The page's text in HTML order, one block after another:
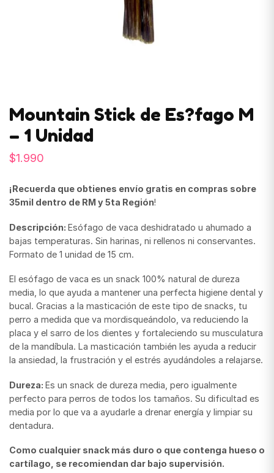
Mountain Stick de Es?fago M
– 1 Unidad
$1.990
¡Recuerda que obtienes envío gratis en compras sobre
35mil dentro de RM y 5ta Región!
Descripción: Esófago de vaca deshidratado u ahumado a
bajas temperaturas. Sin harinas, ni rellenos ni conservantes.
Formato de 1 unidad de 15 cm.
El esófago de vaca es un snack 100% natural de dureza
media, lo que ayuda a mantener una perfecta higiene dental y
bucal. Gracias a la masticación de este tipo de snacks, tu
perro a medida que va mordisqueándolo, va reduciendo la
placa y el sarro de los dientes y fortaleciendo su musculatura
de la mandíbula. La masticación también les ayuda a reducir
la ansiedad, la frustración y el estrés ayudándoles a relajarse.
Dureza: Es un snack de dureza media, pero igualmente
perfecto para perros de todos los tamaños. Su dificultad es
media por lo que va a ayudarle a drenar energía y limpiar su
dentadura.
Como cualquier snack más duro o que contenga hueso o
cartílago, se recomiendan dar bajo supervisión.